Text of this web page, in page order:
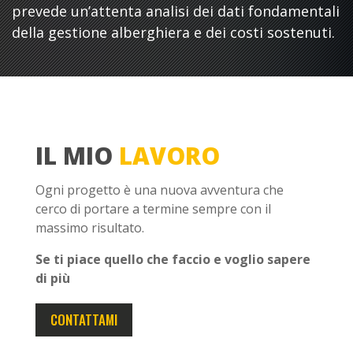
prevede un’attenta analisi dei dati fondamentali
della gestione alberghiera e dei costi sostenuti.
IL MIO LAVORO
Ogni progetto è una nuova avventura che
cerco di portare a termine sempre con il
massimo risultato.
Se ti piace quello che faccio e voglio sapere
di più
CONTATTAMI